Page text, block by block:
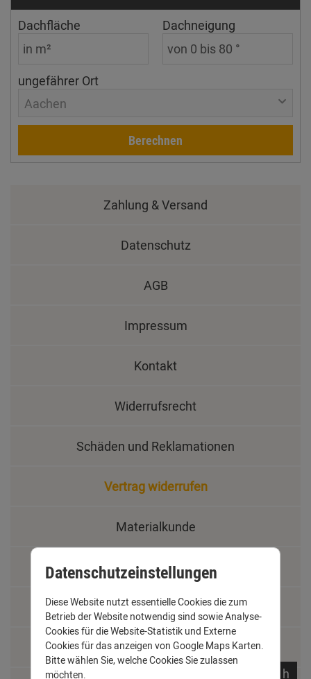
Dachfläche Dachneigung
ungefährer Ort
Aachen
Berechnen
Zahlung & Versand
Datenschutz
AGB
Impressum
Kontakt
Widerrufsrecht
Schäden und Reklamationen
Vertrag widerrufen
Materialkunde
Fachbegriffe
Jobs
Montage und Installationshilfen
h
Datenschutzeinstellungen
Diese Website nutzt essentielle Cookies die zum
Betrieb der Website notwendig sind sowie Analyse-
Cookies für die Website-Statistik und Externe
Cookies für das anzeigen von Google Maps Karten.
Bitte wählen Sie, welche Cookies Sie zulassen
möchten.